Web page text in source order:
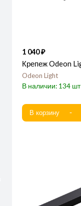
1 040
Крепеж Odeon
Odeon Light
134